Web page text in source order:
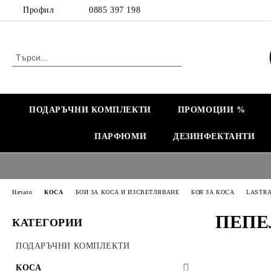
Профил 0885 397 198
ПОДАРЪЧНИ КОМПЛЕКТИ ПРОМОЦИИ %
ПАРФЮМИ ДЕЗИНФЕКТАНТИ
КАТЕГОРИИ
ПОДАРЪЧНИ КОМПЛЕКТИ
КОСА
Начало КОСА БОИ ЗА КОСА И ИЗСВЕТЛЯВАНЕ БОЯ ЗА КОСА